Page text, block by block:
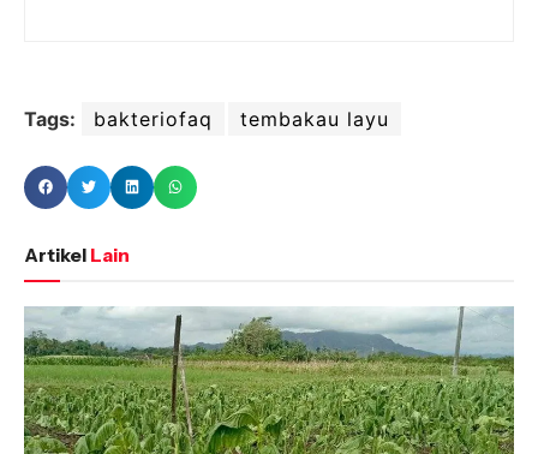
Tags: bakteriofaq tembakau layu
Artikel Lain